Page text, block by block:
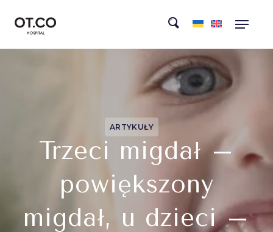
ARTYKUŁY
Trzeci migdał –
powiększony
migdał, u dzieci –